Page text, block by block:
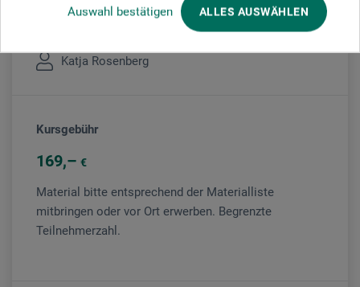
Auswahl bestätigen ALLES AUSWÄHLEN
Katja Rosenberg
Kursgebühr
169 €
Material bitte entsprechend der Materialliste
mitbringen oder vor Ort erwerben. Begrenzte
Teilnehmerzahl.